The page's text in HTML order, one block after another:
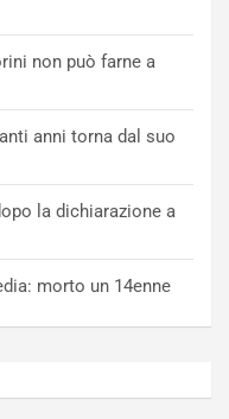
non può farne a
anni torna dal suo
la dichiarazione a
morto un 14enne